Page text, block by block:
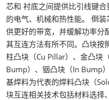
芯和 衬底之间提供比引线键
的电气、机械和热性能。 倒
供更好的带宽，并缓解功率分
其互连方法有所不同。凸块按
柱凸块（Cu Pillar）、金凸块
Bump）、铟凸块（In Bump
基焊料为代表的焊料凸块（
块互连相关技术包括材料选择